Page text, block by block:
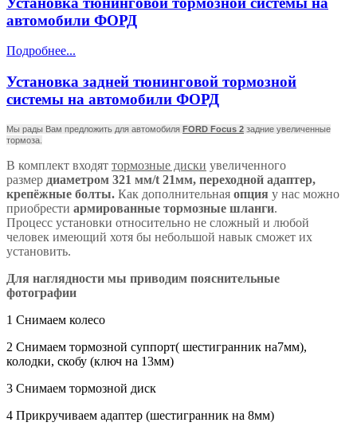
автомобили ФОРД
Подробнее...
Установка задней тюнинговой тормозной
системы на автомобили ФОРД
Мы рады Вам предложить для автомобиля FORD Focus 2 задние увеличенные
тормоза.
В комплект входят тормозные диски увеличенного
размер диаметром 321 мм/t 21мм, переходной адаптер,
крепёжные болты. Как дополнительная опция у нас можно
приобрести армированные тормозные шланги.
Процесс установки относительно не сложный и любой
человек имеющий хотя бы небольшой навык сможет их
установить.
Для наглядности мы приводим пояснительные
фотографии
1 Снимаем колесо
2 Снимаем тормозной суппорт( шестигранник на7мм),
колодки, скобу (ключ на 13мм)
3 Снимаем тормозной диск
4 Прикручиваем адаптер (шестигранник на 8мм)